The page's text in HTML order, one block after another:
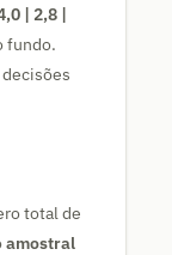
| 2,8 |
fundo.
total de
amostral